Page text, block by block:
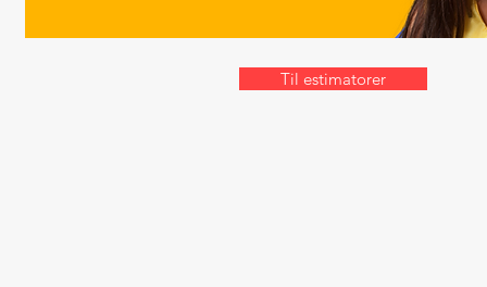
Til estimatorer